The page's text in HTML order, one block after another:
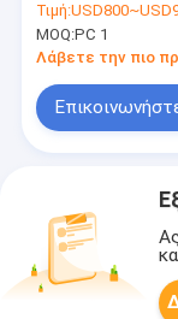
εμπειρίας
χαλυβουργείων
Τιμή:USD800~USD900
MOQ:PC 1
Λάβετε την πιο